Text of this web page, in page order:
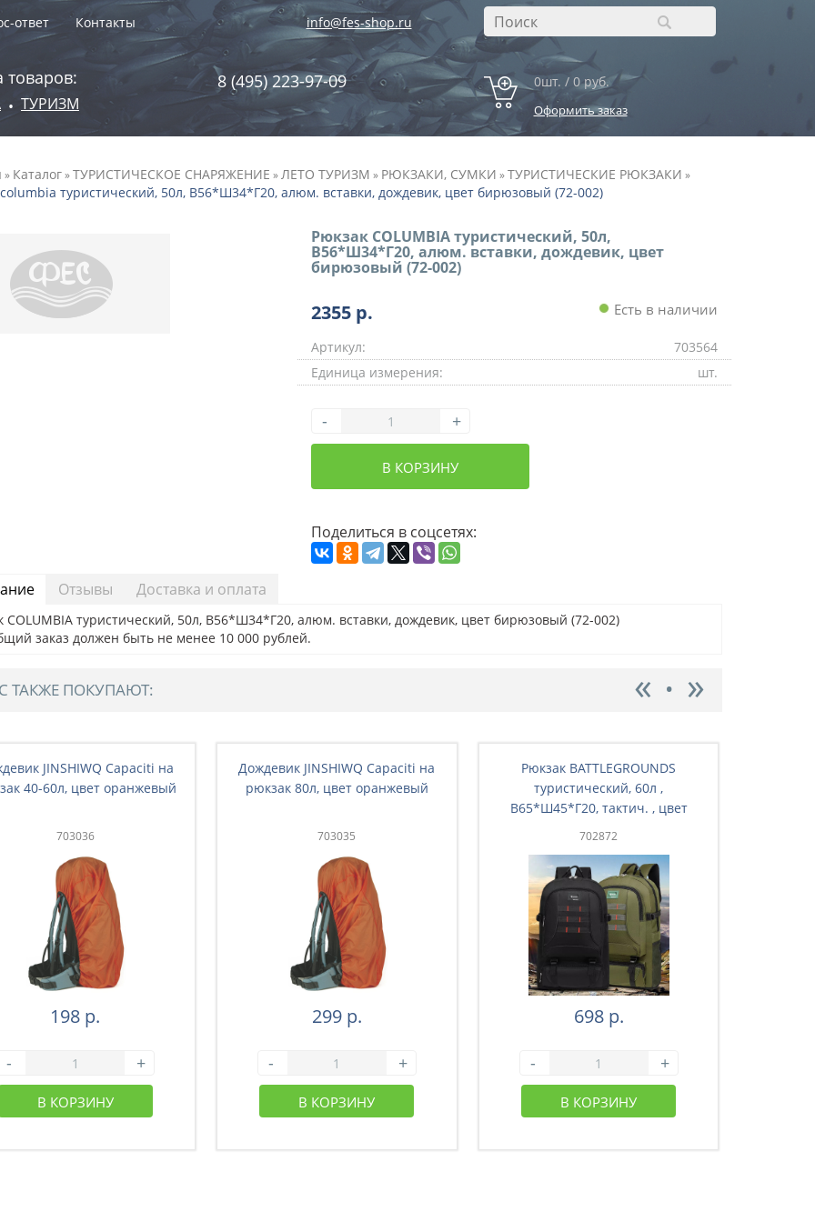
ответ Контакты info@fes-shop.ru
товаров:
• ТУРИЗМ
8 (495) 223-97-09 0шт. / 0 руб.
Оформить заказ
» Каталог»ТУРИСТИЧЕСКОЕ СНАРЯЖЕНИЕ »ЛЕТО ТУРИЗМ » РЮКЗАКИ, СУМКИ »ТУРИСТИЧЕСКИЕ РЮКЗАКИ »
туристический, 50л, В56*Ш34*Г20, алюм. вставки, дождевик, цвет бирюзовый (72-002)
Рюкзак COLUMBIA туристический, 50л,
В56*Ш34*Г20, алюм. вставки, дождевик, цвет
бирюзовый (72-002)
2355 р. Есть в наличии
Артикул:
703564
Единица измерения:
шт.
- +
В КОРЗИНУ
Поделиться в соцсетях:
Отзывы Доставка и оплата
COLUMBIA туристический, 50л, В56*Ш34*Г20, алюм. вставки, дождевик, цвет бирюзовый (72-002)
заказ должен быть не менее 10 000 рублей.
ТАКЖЕ ПОКУПАЮТ:
JINSHIWQ Capaciti на
40-60л, цвет оранжевый
703036
198 р.
- +
В КОРЗИНУ
Дождевик JINSHIWQ Capaciti на
рюкзак 80л, цвет оранжевый
703035
299 р.
- +
В КОРЗИНУ
Рюкзак BATTLEGRОUNDS
туристический, 60л ,
В65*Ш45*Г20, тактич. , цвет
зеленый (43-003)
702872
698 р.
- +
В КОРЗИНУ